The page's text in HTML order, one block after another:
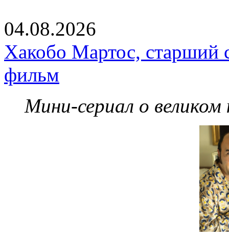
04.08.2026
Хакобо Мартос, старший
фильм
Мини-сериал о великом